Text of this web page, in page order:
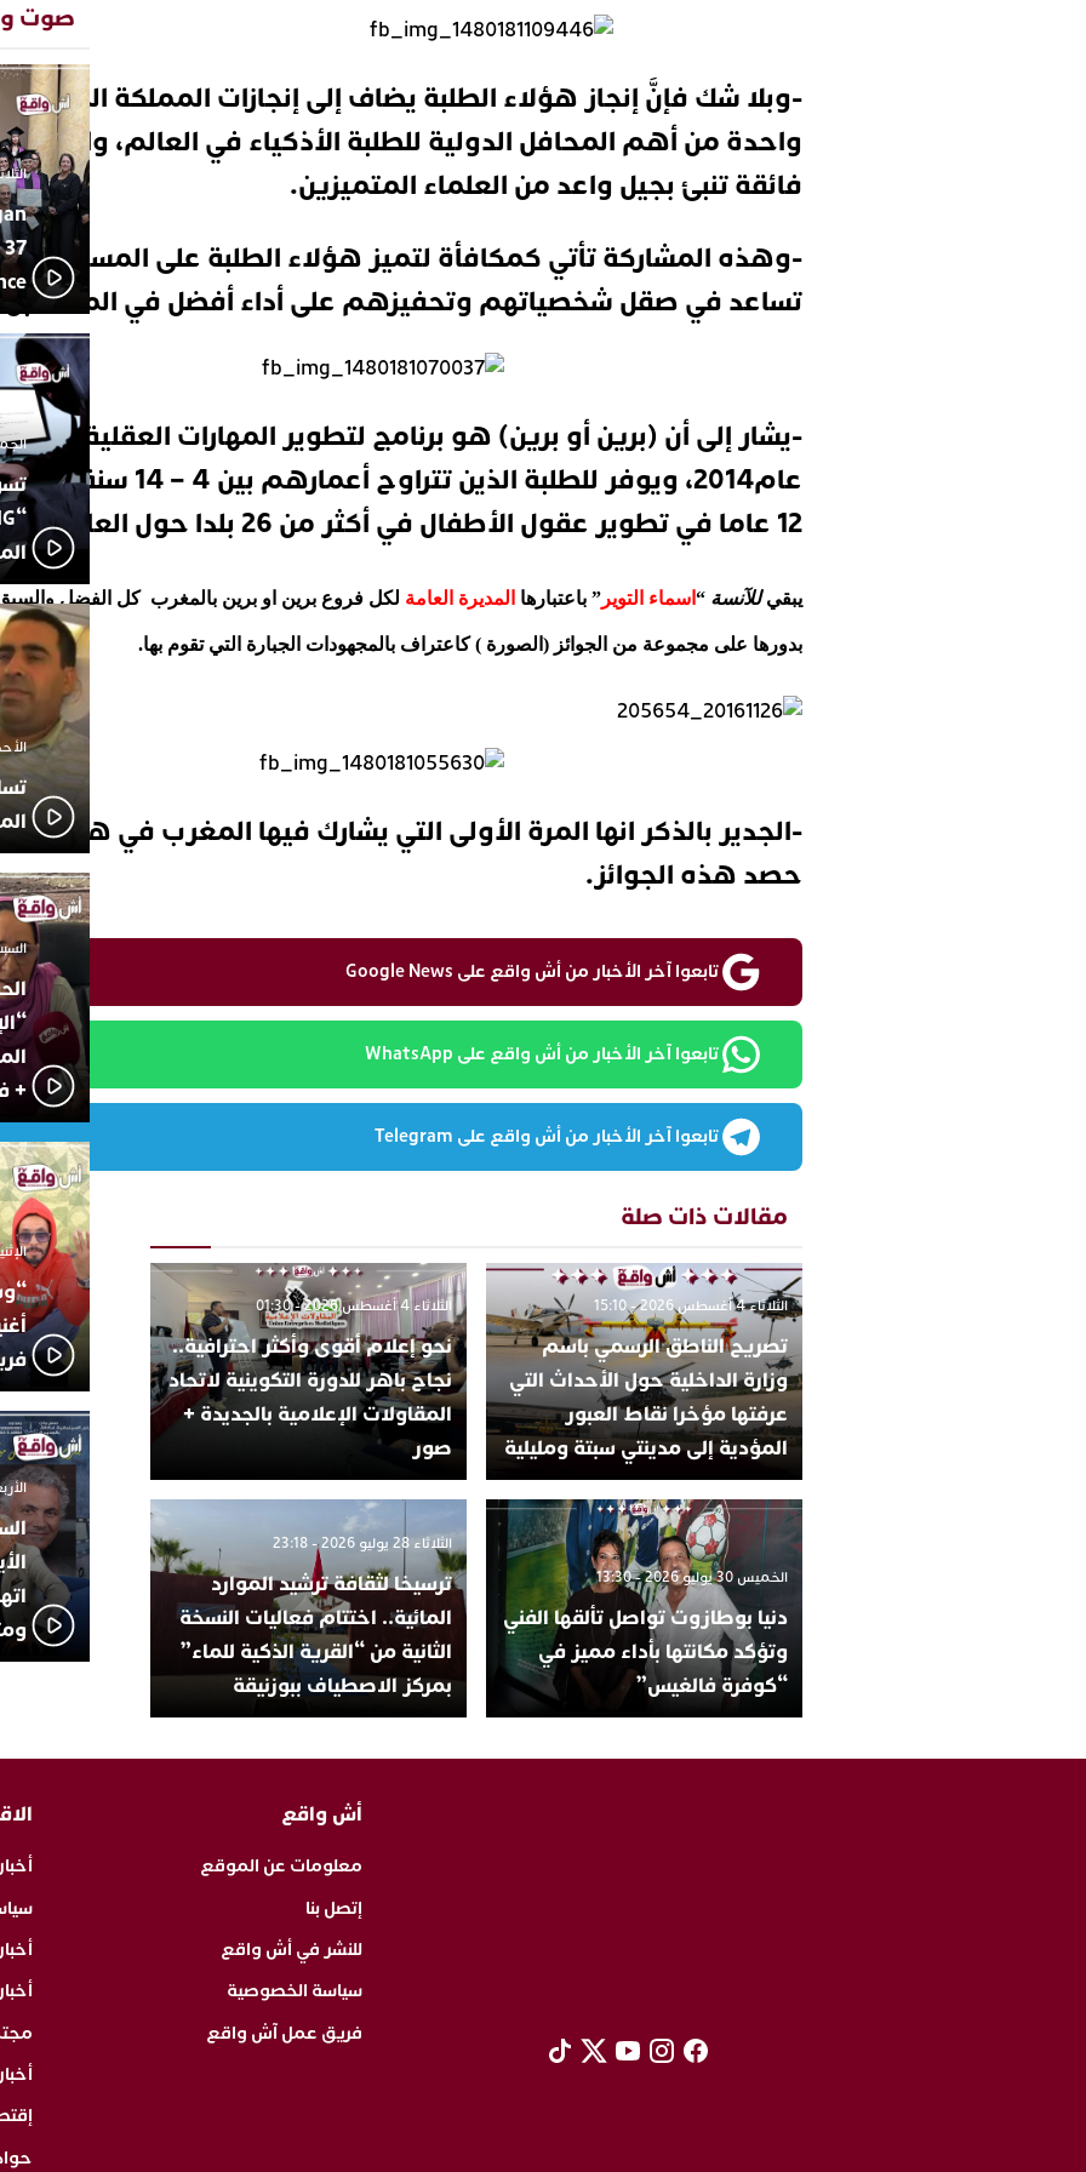
-وبلا شك فإنَّ إنجاز هؤلاء الطلبة يضاف إلى إنجازات المملكة
واحدة من أهم المحافل الدولية للطلبة الأذكياء في العالم،
فائقة تنبئ بجيل واعد من العلماء المتميزين.
-وهذه المشاركة تأتي كمكافأة لتميز هؤلاء الطلبة على المستوى
تساعد في صقل شخصياتهم وتحفيزهم على أداء أفضل في
-يشار إلى أن (برين أو برين) هو برنامج لتطوير المهارات العقلية
عام2014، ويوفر
12 عاما في تطوير عقول الأطفال في أكثر من 26 بلدا حول العالم.
يبقيللآنسة “ اسماء التوير ” باعتبارها المديرة العامة لكل فروع برين او برين بالمغرب كل الفضل والسبق
بدورها على مجموعة من الجوائز (الصورة ) كاعتراف بالمجهودات الجبارة التي تقوم بها.
-الجدير بالذكر انها المرة الأولى التي يشارك فيها المغرب في هذه
حصد هذه الجوائز.
تابعوا آخر الأخبار من أش واقع على Google News
تابعوا آخر الأخبار من أش واقع على WhatsApp
تابعوا آخر الأخبار من أش واقع على Telegram
مقالات ذات صلة
الثلاثاء 4 أغسطس 2026 - 15:10
تصريح الناطق الرسمي باسم
وزارة الداخلية حول الأحداث التي
عرفتها مؤخرا نقاط العبور
المؤدية إلى مدينتي سبتة ومليلية
الثلاثاء 4 أغسطس 2026 - 01:30
نحو إعلام أقوى وأكثر احترافية..
نجاح باهر للدورة التكوينية لاتحاد
المقاولات الإعلامية بالجديدة +
صور
الخميس 30 يوليو 2026 - 13:30
دنيا بوطازوت تواصل تألقها الفني
وتؤكد مكانتها بأداء مميز في
“كوفرة فالغيس”
الثلاثاء 28 يوليو 2026 - 23:18
ترسيخا لثقافة ترشيد الموارد
المائية.. اختتام فعاليات النسخة
الثانية من “القرية الذكية للماء”
بمركز الاصطياف ببوزنيقة
22:36 أبوظبي
العرش
بن
13:30دنيا
19:11
يقظة
مثيرة
سوابق
17:27اتحاد
دورة
23:18ترسيخا
للماء”
صوت
الثلاثاء 10
الجمعة 26
الأحد 7 ديسمبر
السبت 18 أكتوبر
+
الإثنين 6 أكتوبر
الأربعاء 24
أش واقع
معلومات عن الموقع
إتصل بنا
للنشر في أش واقع
سياسة الخصوصية
فريق عمل آش واقع